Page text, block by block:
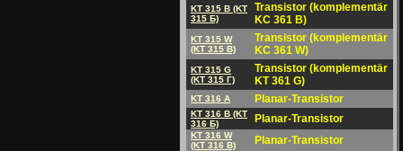
KT 315 B (KT
315 Б)
Transistor (komplementär
KC 361 B)
KT 315 W
(KT 315 B)
Transistor (komplementär
KC 361 W)
KT 315 G
(KT 315 Г)
Transistor (komplementär
KT 361 G)
KT 316 A Planar-Transistor
KT 316 B (KT
316 Б)
Planar-Transistor
KT 316 W
(KT 316 B)
Planar-Transistor